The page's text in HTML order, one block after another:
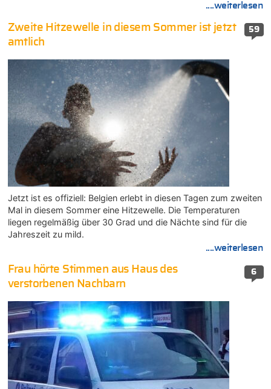
....weiterlesen
59
Zweite Hitzewelle in diesem Sommer ist jetzt
amtlich
Jetzt ist es offiziell: Belgien erlebt in diesen Tagen zum zweiten
Mal in diesem Sommer eine Hitzewelle. Die Temperaturen
liegen regelmäßig über 30 Grad und die Nächte sind für die
Jahreszeit zu mild.
....weiterlesen
6
Frau hörte Stimmen aus Haus des
verstorbenen Nachbarn